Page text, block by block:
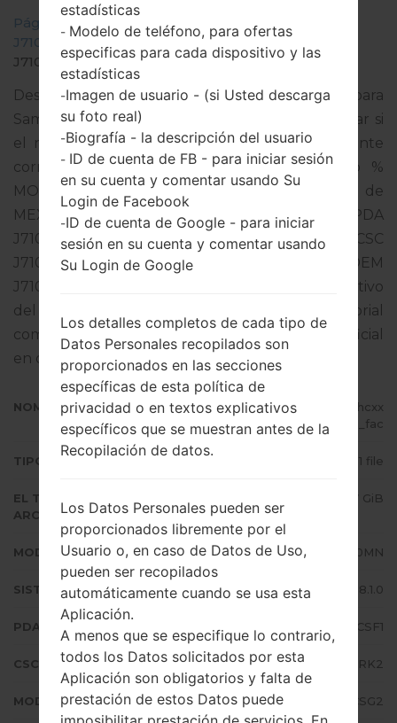
Página principal → Galaxy J7 2016 →
SamsungSM-
J710MN
→ SM-
J710MN_1_20191023101414_uhcxxrq9ub_fac.zip
Descargue la última actualización de firmware para
Samsung Galaxy J7 2016, pero no olvide verificar si
el número de modelo de su teléfono inteligente
corresponde al número de modelo indicado %
MODEL%. El código del firmware es TMM de
MEXICO. El producto viene con la versión PDA
J710MNVJS4CSF1 y la versión CSC
J710MNTMM4CRK2,Versión de MODEM
J710MNUBS4CSG2. La versión del sistema operativo
del firmware dado es Android Oreo 8.1.0. Tutorial
completo sobre cómo actualizar el firmware oficial
en dispositivos Samsung aquí
NOMBRE DE ARCHIVO
SM-J710MN_1_20191023101414_uhcxx
rq9ub_fac
TIPO DE FIRMWARE 1 file
EL TAMAÑO DEL
ARCHIVO
2.07 GiB
MODELO Samsung SM-J710MN
SISTEMA OPERATIVO Android Oreo 8.1.0
PDA/AP VERSIÓN J710MNVJS4CSF1
CSC VERSIÓN J710MNTMM4CRK2
MODEM/CP VERSIÓN J710MNUBS4CSG2
estadísticas
- Modelo de teléfono, para ofertas
especificas para cada dispositivo y las
estadísticas
-Imagen de usuario - (si Usted descarga
su foto real)
-Biografía - la descripción del usuario
- ID de cuenta de FB - para iniciar sesión
en su cuenta y comentar usando Su
Login de Facebook
-ID de cuenta de Google - para iniciar
sesión en su cuenta y comentar usando
Su Login de Google
Los detalles completos de cada tipo de
Datos Personales recopilados son
proporcionados en las secciones
específicas de esta política de
privacidad o en textos explicativos
específicos que se muestran antes de la
Recopilación de datos.
Los Datos Personales pueden ser
proporcionados libremente por el
Usuario o, en caso de Datos de Uso,
pueden ser recopilados
automáticamente cuando se usa esta
Aplicación.
A menos que se especifique lo contrario,
todos los Datos solicitados por esta
Aplicación son obligatorios y falta de
prestación de estos Datos puede